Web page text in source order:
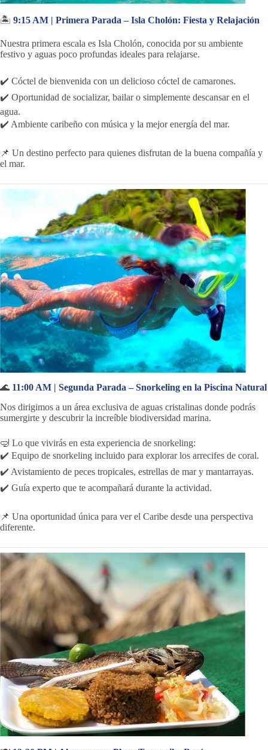
🏝️ 9:15 AM | Primera Parada – Isla Cholón: Fiesta y Relajación
Nuestra primera escala es Isla Cholón, conocida por su ambiente
festivo y aguas poco profundas ideales para relajarse.
✔️ Cóctel de bienvenida con un delicioso cóctel de camarones.
✔️ Oportunidad de socializar, bailar o simplemente descansar en el
agua.
✔️ Ambiente caribeño con música y la mejor energía del mar.
📌 Un destino perfecto para quienes disfrutan de la buena compañía y
el mar.
🌊 11:00 AM | Segunda Parada – Snorkeling en la Piscina Natural
Nos dirigimos a un área exclusiva de aguas cristalinas donde podrás
sumergirte y descubrir la increíble biodiversidad marina.
🤿 Lo que vivirás en esta experiencia de snorkeling:
✔️ Equipo de snorkeling incluido para explorar los arrecifes de coral.
✔️ Avistamiento de peces tropicales, estrellas de mar y mantarrayas.
✔️ Guía experto que te acompañará durante la actividad.
📌 Una oportunidad única para ver el Caribe desde una perspectiva
diferente.